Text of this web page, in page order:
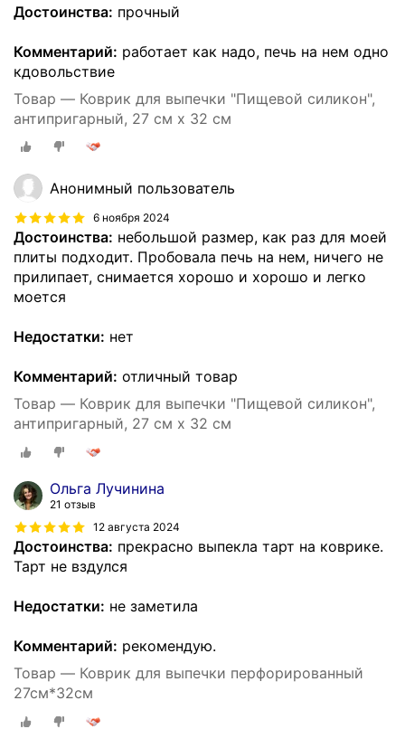
Достоинства: прочный
Комментарий: работает как надо, печь на нем одно
кдовольствие
Товар — Коврик для выпечки "Пищевой силикон",
антипригарный, 27 см x 32 см
Анонимный пользователь
6 ноября 2024
Достоинства: небольшой размер, как раз для моей
плиты подходит. Пробовала печь на нем, ничего не
прилипает, снимается хорошо и хорошо и легко
моется
Недостатки: нет
Комментарий: отличный товар
Товар — Коврик для выпечки "Пищевой силикон",
антипригарный, 27 см x 32 см
Ольга Лучинина
21 отзыв
12 августа 2024
Достоинства: прекрасно выпекла тарт на коврике.
Тарт не вздулся
Недостатки: не заметила
Комментарий: рекомендую.
Товар — Коврик для выпечки перфорированный
27см*32см